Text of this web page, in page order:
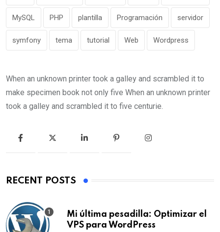
MySQL PHP plantilla Programación servidor
symfony tema tutorial Web Wordpress
When an unknown printer took a galley and scrambled it to
make specimen book not only five When an unknown printer
took a galley and scrambled it to five centurie.
RECENT POSTS
Mi última pesadilla: Optimizar el
VPS para WordPress